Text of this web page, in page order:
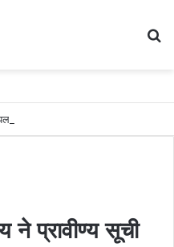
ने प्रावीण्य सूची